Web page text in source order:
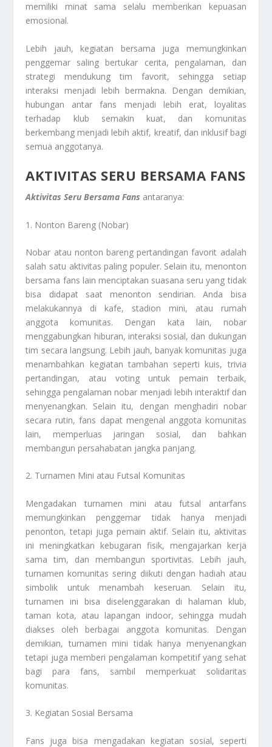
memiliki minat sama selalu memberikan kepuasan
emosional.
Lebih jauh, kegiatan bersama juga memungkinkan
penggemar saling bertukar cerita, pengalaman, dan
strategi mendukung tim favorit, sehingga setiap
interaksi menjadi lebih bermakna. Dengan demikian,
hubungan antar fans menjadi lebih erat, loyalitas
terhadap klub semakin kuat, dan komunitas
berkembang menjadi lebih aktif, kreatif, dan inklusif bagi
semua anggotanya.
AKTIVITAS SERU BERSAMA FANS
Aktivitas Seru Bersama Fans antaranya:
1. Nonton Bareng (Nobar)
Nobar atau nonton bareng pertandingan favorit adalah
salah satu aktivitas paling populer. Selain itu, menonton
bersama fans lain menciptakan suasana seru yang tidak
bisa didapat saat menonton sendirian. Anda bisa
melakukannya di kafe, stadion mini, atau rumah
anggota komunitas. Dengan kata lain, nobar
menggabungkan hiburan, interaksi sosial, dan dukungan
tim secara langsung. Lebih jauh, banyak komunitas juga
menambahkan kegiatan tambahan seperti kuis, trivia
pertandingan, atau voting untuk pemain terbaik,
sehingga pengalaman nobar menjadi lebih interaktif dan
menyenangkan. Selain itu, dengan menghadiri nobar
secara rutin, fans dapat mengenal anggota komunitas
lain, memperluas jaringan sosial, dan bahkan
membangun persahabatan jangka panjang.
2. Turnamen Mini atau Futsal Komunitas
Mengadakan turnamen mini atau futsal antarfans
memungkinkan penggemar tidak hanya menjadi
penonton, tetapi juga pemain aktif. Selain itu, aktivitas
ini meningkatkan kebugaran fisik, mengajarkan kerja
sama tim, dan membangun sportivitas. Lebih jauh,
turnamen komunitas sering diikuti dengan hadiah atau
simbolik untuk menambah keseruan. Selain itu,
turnamen ini bisa diselenggarakan di halaman klub,
taman kota, atau lapangan indoor, sehingga mudah
diakses oleh berbagai anggota komunitas. Dengan
demikian, turnamen mini tidak hanya menyenangkan
tetapi juga memberi pengalaman kompetitif yang sehat
bagi para fans, sambil memperkuat solidaritas
komunitas.
3. Kegiatan Sosial Bersama
Fans juga bisa mengadakan kegiatan sosial, seperti